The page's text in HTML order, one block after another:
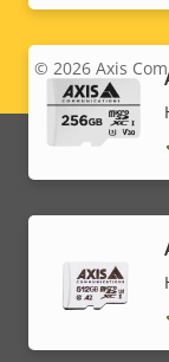
Legal
menu
© 2026 Axis